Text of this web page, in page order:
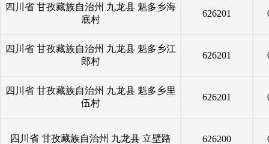
四川省 甘孜藏族自治州 九龙县 魁多乡海
底村
626201
四川省 甘孜藏族自治州 九龙县 魁多乡江
郎村
626201
四川省 甘孜藏族自治州 九龙县 魁多乡里
伍村
626201
四川省 甘孜藏族自治州 九龙县 立壁路 626200